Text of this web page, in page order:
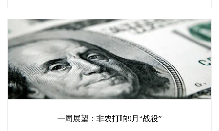
一周展望：非农打响9月“战役”